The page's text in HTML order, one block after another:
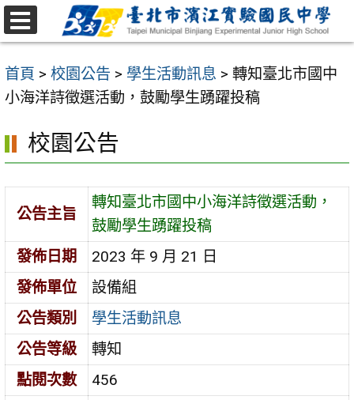
跳
至
要
內
區
首頁 > 校園公告 > 學生活動訊息 > 轉知臺北市國中
小海洋詩徵選活動，鼓勵學生踴躍投稿
校園公告
公告主旨
轉知臺北市國中小海洋詩徵選活動，
鼓勵學生踴躍投稿
發佈日期
2023 年 9 月 21 日
發佈單位
設備組
公告類別
學生活動訊息
公告等級
轉知
點閱次數
456
選
單